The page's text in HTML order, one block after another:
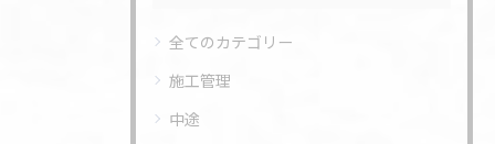
全てのカテゴリー
施工管理
中途